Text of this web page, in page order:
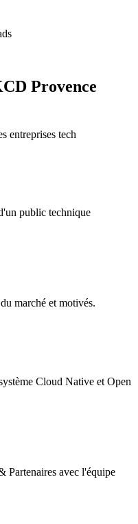
Provence
entreprises tech
public technique
marché et motivés.
Cloud Native et Open
Partenaires avec l'équipe